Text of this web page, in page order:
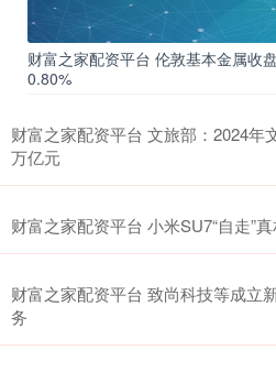
财富之家配资平台 伦敦基本金属收
0.80%
财富之家配资平台 文旅部：2024年
万亿元
财富之家配资平台 小米SU7“自走”
财富之家配资平台 致尚科技等成立
务